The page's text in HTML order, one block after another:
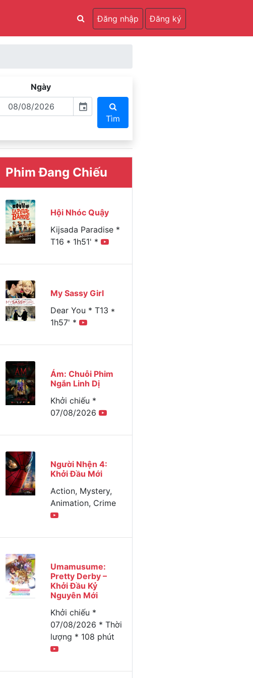
Đăng nhập Đăng ký
Ngày
event
Tìm
Phim Đang Chiếu
Hội Nhóc Quậy
Kijsada Paradise *
T16 * 1h51' *
My Sassy Girl
Dear You * T13 *
1h57' *
Ám: Chuỗi Phim
Ngắn Linh Dị
Khởi chiếu *
07/08/2026
Người Nhện 4:
Khởi Đầu Mới
Action, Mystery,
Animation, Crime
Umamusume:
Pretty Derby –
Khởi Đầu Kỷ
Nguyên Mới
Khởi chiếu *
07/08/2026 * Thời
lượng * 108 phút